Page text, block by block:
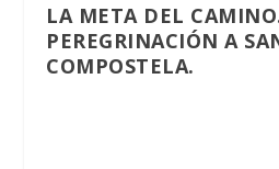
LA META DEL
PEREGRINACIÓN A
COMPOSTELA.